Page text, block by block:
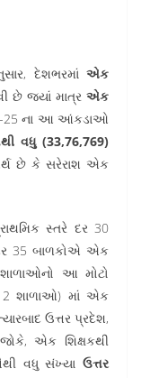
દેશભરમાં એક
છે જ્યાં માત્રએક
25 ના આ આંકડાઓ
વધુ (33,76,769)
છે કે સરેરાશ એક
સ્તરે દર 30
35 બાળકોએ એક
આ મોટો
શાળાઓ) માં એક
ઉત્તર પ્રદેશ,
એક શિક્ષકથી
વધુ સંખ્યા ઉત્તર